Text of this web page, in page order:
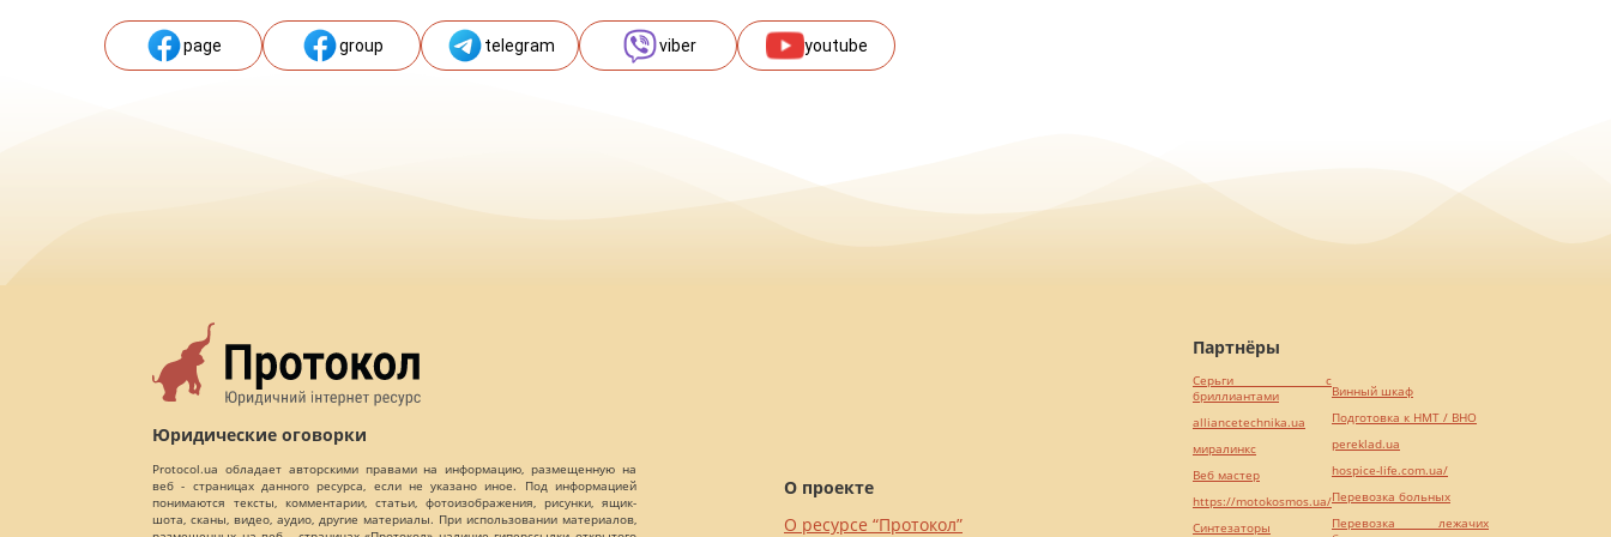
page group telegram viber youtube
Юридические оговорки
Protocol.ua обладает авторскими правами на информацию, размещенную на
веб - страницах данного ресурса, если не указано иное. Под информацией
понимаются тексты, комментарии, статьи, фотоизображения, рисунки, ящик-
шота, сканы, видео, аудио, другие материалы. При использовании материалов,
О проекте
О ресурсе “Протокол”
Партнёры
Серьги с
бриллиантами
alliancetechnika.ua
миралинкс
Веб мастер
https://motokosmos.ua/
Синтезаторы
Винный шкаф
Подготовка к НМТ / ВНО
pereklad.ua
hospice-life.com.ua/
Перевозка больных
Перевозка лежачих